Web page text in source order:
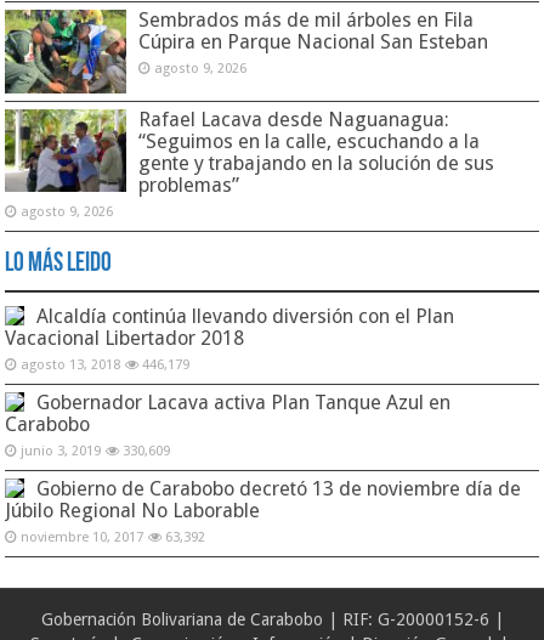
Sembrados más de mil árboles en Fila
Cúpira en Parque Nacional San Esteban
agosto 9, 2026
Rafael Lacava desde Naguanagua:
“Seguimos en la calle, escuchando a la
gente y trabajando en la solución de sus
problemas”
agosto 9, 2026
Lo Más Leido
Alcaldía continúa llevando diversión con el Plan
Vacacional Libertador 2018
agosto 13, 2018 446,179
Gobernador Lacava activa Plan Tanque Azul en
Carabobo
junio 3, 2019 330,609
Gobierno de Carabobo decretó 13 de noviembre día de
Júbilo Regional No Laborable
noviembre 10, 2017 63,392
Gobernación Bolivariana de Carabobo | RIF: G-20000152-6 |